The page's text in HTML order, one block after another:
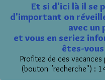
Et si d'ici là il se
d'important on
avec
et vous en seriez
êtes-
Profitez de ces
(bouton "recherche") :